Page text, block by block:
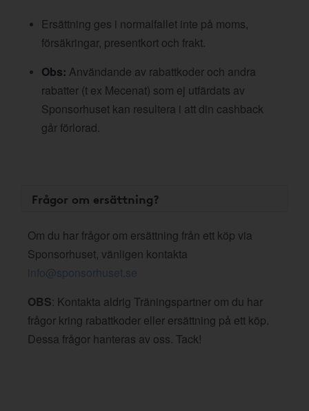
Ersättning ges i normalfallet inte på moms,
försäkringar, presentkort och frakt.
Obs: Användande av rabattkoder och andra
rabatter (t ex Mecenat) som ej utfärdats av
Sponsorhuset kan resultera i att din cashback
går förlorad.
Frågor om ersättning?
Om du har frågor om ersättning från ett köp via
Sponsorhuset, vänligen kontakta
info@sponsorhuset.se
OBS: Kontakta aldrig Träningspartner om du har
frågor kring rabattkoder eller ersättning på ett köp.
Dessa frågor hanteras av oss. Tack!